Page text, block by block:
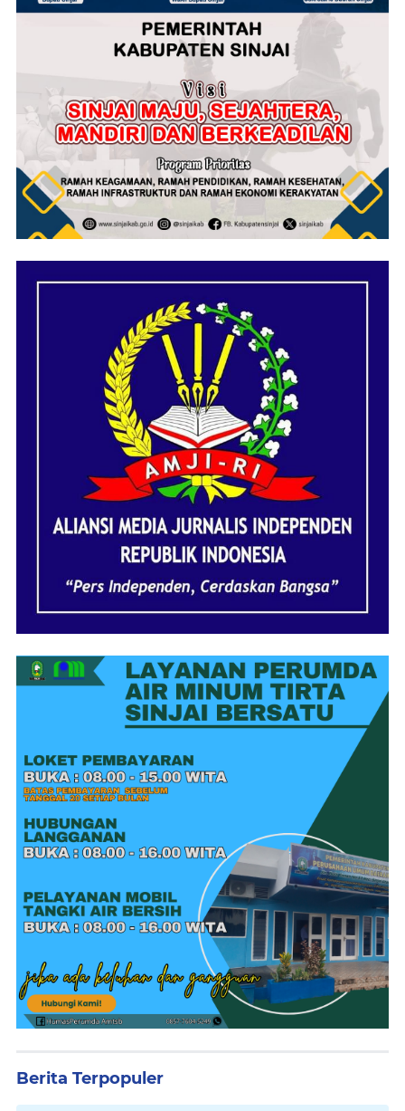
Berita Terpopuler